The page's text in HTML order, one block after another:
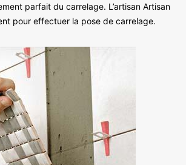
parfait du carrelage. L’artisan Artisan
pour effectuer la pose de carrelage.